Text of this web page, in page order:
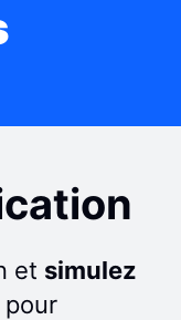
et simulez
pour